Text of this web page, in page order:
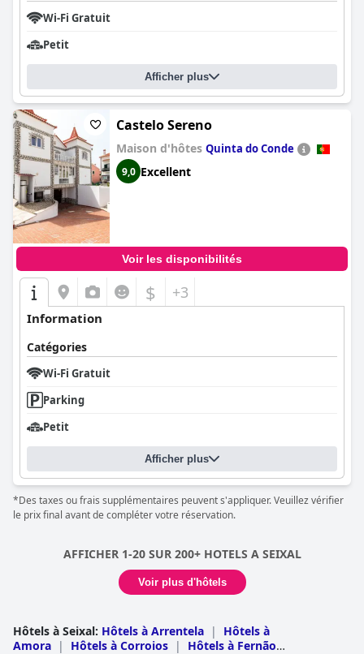
Wi-Fi Gratuit
Petit
Afficher plus
Castelo Sereno
Maison d'hôtes Quinta do Conde
9,0 Excellent
Voir les disponibilités
$ +3
Information
Catégories
Wi-Fi Gratuit
Parking
Petit
Afficher plus
*Des taxes ou frais supplémentaires peuvent s'appliquer. Veuillez vérifier
le prix final avant de compléter votre réservation.
AFFICHER 1-20 SUR 200+ HOTELS A SEIXAL
Voir plus d'hôtels
Hôtels à Seixal: Hôtels à Arrentela |
Hôtels à
Amora | Hôtels à Corroios |
Hôtels à Fernão